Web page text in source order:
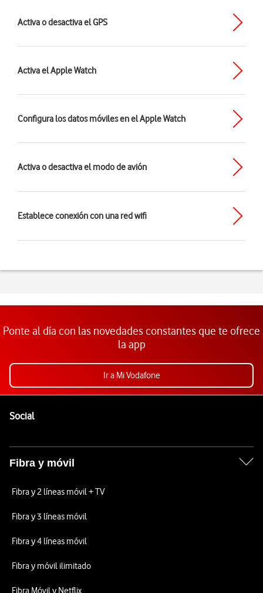
Activa o desactiva el GPS
Activa el Apple Watch
Configura los datos móviles en el Apple Watch
Activa o desactiva el modo de avión
Establece conexión con una red wifi
Ponte al día con las novedades constantes que te ofrece
la app
Ir a Mi Vodafone
SocialEnlaces a las redes sociales de Vodafone
Fibra y móvil
Fibra y 2 líneas móvil + TV
Fibra y 3 líneas móvil
Fibra y 4 líneas móvil
Fibra y móvil ilimitado
Fibra Móvil y Netflix